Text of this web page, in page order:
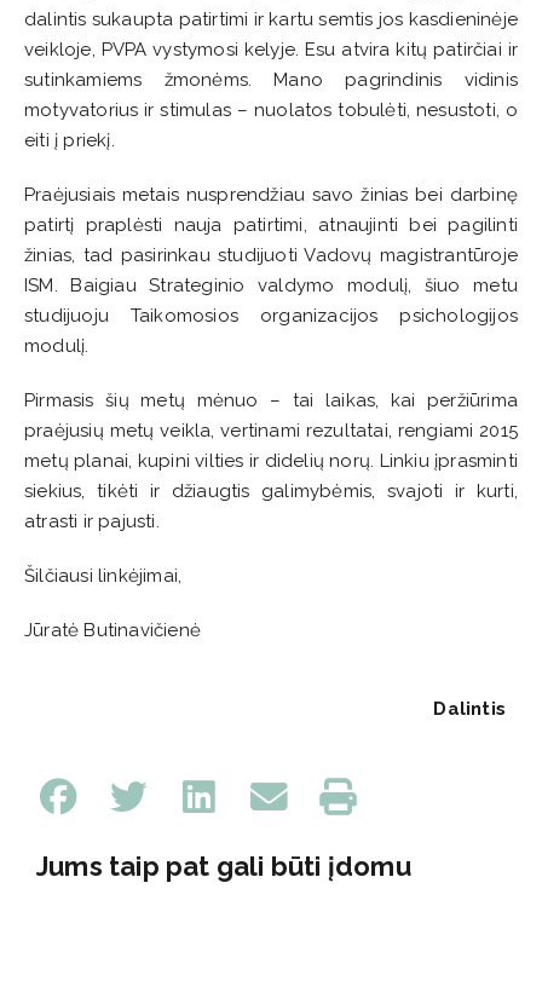
dalintis sukaupta patirtimi ir kartu semtis jos kasdieninėje
veikloje, PVPA vystymosi kelyje. Esu atvira kitų patirčiai ir
sutinkamiems žmonėms. Mano pagrindinis vidinis
motyvatorius ir stimulas – nuolatos tobulėti, nesustoti, o
eiti į priekį.
Praėjusiais metais nusprendžiau savo žinias bei darbinę
patirtį praplėsti nauja patirtimi, atnaujinti bei pagilinti
žinias, tad pasirinkau studijuoti Vadovų magistrantūroje
ISM. Baigiau Strateginio valdymo modulį, šiuo metu
studijuoju Taikomosios organizacijos psichologijos
modulį.
Pirmasis šių metų mėnuo – tai laikas, kai peržiūrima
praėjusių metų veikla, vertinami rezultatai, rengiami 2015
metų planai, kupini vilties ir didelių norų. Linkiu įprasminti
siekius, tikėti ir džiaugtis galimybėmis, svajoti ir kurti,
atrasti ir pajusti.
Šilčiausi linkėjimai,
Jūratė Butinavičienė
Dalintis
Jums taip pat gali būti įdomu